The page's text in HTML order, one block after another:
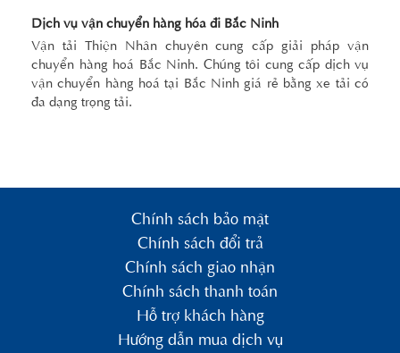
Dịch vụ vận chuyển hàng hóa đi Bắc Ninh
Vận tải Thiện Nhân chuyên cung cấp giải pháp vận
chuyển hàng hoá Bắc Ninh. Chúng tôi cung cấp dịch vụ
vận chuyển hàng hoá tại Bắc Ninh giá rẻ bằng xe tải có
đa dạng trọng tải.
Chính sách bảo mật
Chính sách đổi trả
Chính sách giao nhận
Chính sách thanh toán
Hỗ trợ khách hàng
Hướng dẫn mua dịch vụ